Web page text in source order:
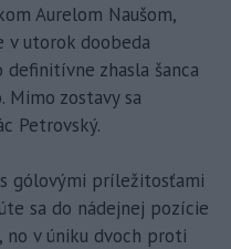
Aurelom Naušom,
v utorok doobeda
zhasla šanca
Mimo zostavy sa
Petrovský.
gólovými príležitosťami
sa do nádejnej pozície
no v úniku dvoch proti